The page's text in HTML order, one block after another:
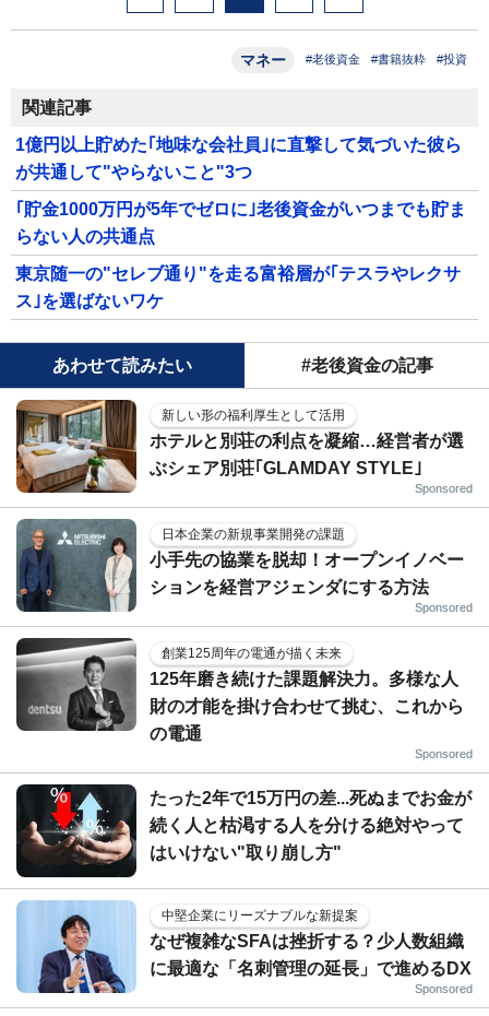
マネー #老後資金 #書籍抜粋 #投資
関連記事
1億円以上貯めた｢地味な会社員｣に直撃して気づいた彼ら
が共通して"やらないこと"3つ
｢貯金1000万円が5年でゼロに｣老後資金がいつまでも貯ま
らない人の共通点
東京随一の"セレブ通り"を走る富裕層が｢テスラやレクサ
ス｣を選ばないワケ
あわせて読みたい #老後資金の記事
新しい形の福利厚生として活用
ホテルと別荘の利点を凝縮…経営者が選
ぶシェア別荘｢GLAMDAY STYLE｣
Sponsored
日本企業の新規事業開発の課題
小手先の協業を脱却！オープンイノベー
ションを経営アジェンダにする方法
Sponsored
創業125周年の電通が描く未来
125年磨き続けた課題解決力。多様な人
財の才能を掛け合わせて挑む、これから
の電通
Sponsored
たった2年で15万円の差...死ぬまでお金が
続く人と枯渇する人を分ける絶対やって
はいけない"取り崩し方"
中堅企業にリーズナブルな新提案
なぜ複雑なSFAは挫折する？少人数組織
に最適な「名刺管理の延長」で進めるDX
Sponsored